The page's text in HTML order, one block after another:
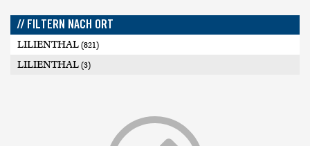
// FILTERN NACH ORT
LILIENTHAL (821)
LILIENTHAL (3)